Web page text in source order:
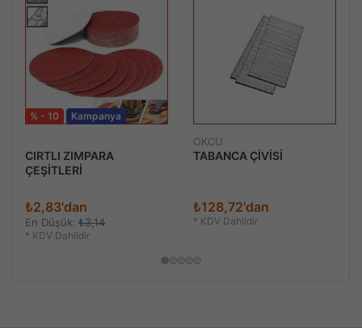
% - 10 Kampanya
CIRTLI ZIMPARA
ÇEŞİTLERİ
₺2,83'dan
En Düşük: ₺3,14
* KDV Dahildir
OKCU
TABANCA ÇİVİSİ
₺128,72'dan
* KDV Dahildir